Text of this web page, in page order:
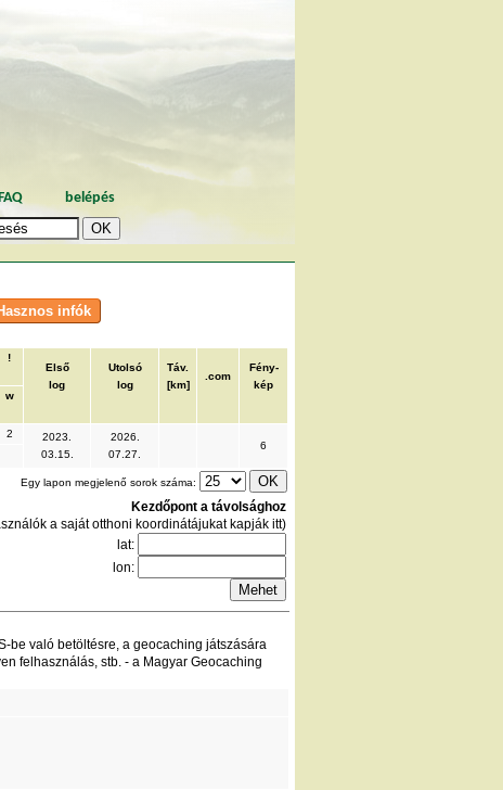
FAQ belépés
!
Első
log
Utolsó
log
Táv.
[km]
.com
Fény-
kép
w
2
2023.
03.15.
2026.
07.27.
6
Egy lapon megjelenő sorok száma:
Kezdőpont a távolsághoz
a saját otthoni koordinátájukat kapják itt)
lat:
lon:
be való betöltésre, a geocaching játszására
felhasználás, stb. - a Magyar Geocaching